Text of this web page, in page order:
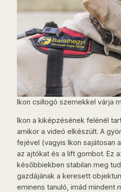
Ikon csillogó szemekkel várja
Ikon a kiképzésének felénél
amikor a videó elkészült. A
fejével (vagyis Ikon sajátosan
az ajtókat és a lift gombot. Ez
későbbiekben stabilan meg
gazdájának a keresett
eminens tanuló, imád mindent